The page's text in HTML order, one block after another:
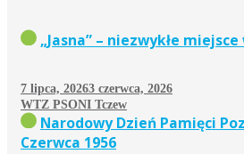
„Jasna” – niezwykłe
7 lipca, 20263 czerwca, 2026
WTZ PSONI Tczew
Narodowy Dzień Pamięci
Czerwca 1956